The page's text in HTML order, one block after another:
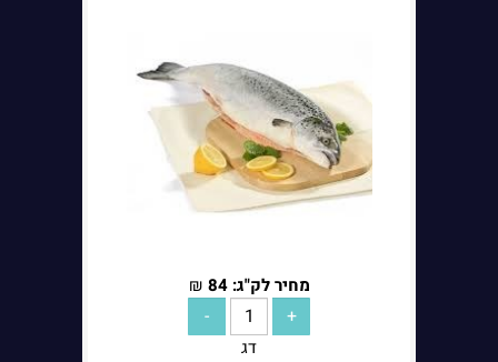
מחיר לק"ג: 84
₪
דג